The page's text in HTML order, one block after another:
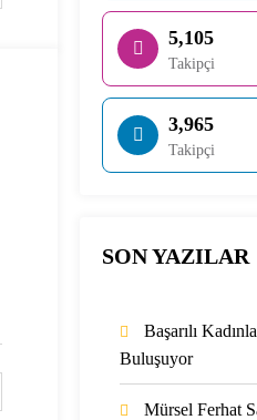
5,105
Takipçi
3,965
Takipçi
SON YAZILAR
Başarılı
Buluşuyor
Mürsel Ferhat